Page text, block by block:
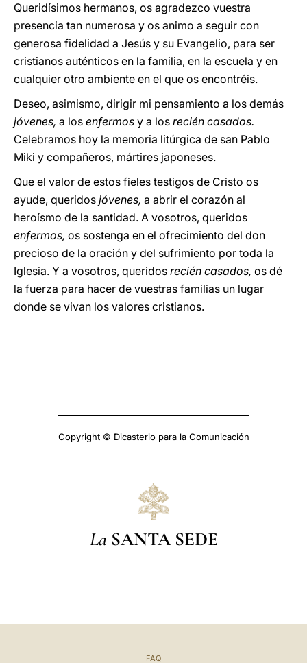
Queridísimos hermanos, os agradezco vuestra
presencia tan numerosa y os animo a seguir con
generosa fidelidad a Jesús y su Evangelio, para ser
cristianos auténticos en la familia, en la escuela y en
cualquier otro ambiente en el que os encontréis.
Deseo, asimismo, dirigir mi pensamiento a los demás
jóvenes, a los enfermos y a los recién casados.
Celebramos hoy la memoria litúrgica de san Pablo
Miki y compañeros, mártires japoneses.
Que el valor de estos fieles testigos de Cristo os
ayude, queridos jóvenes, a abrir el corazón al
heroísmo de la santidad. A vosotros, queridos
enfermos, os sostenga en el ofrecimiento del don
precioso de la oración y del sufrimiento por toda la
Iglesia. Y a vosotros, queridos recién casados, os dé
la fuerza para hacer de vuestras familias un lugar
donde se vivan los valores cristianos.
Copyright © Dicasterio para la Comunicación
La SANTA SEDE
FAQ